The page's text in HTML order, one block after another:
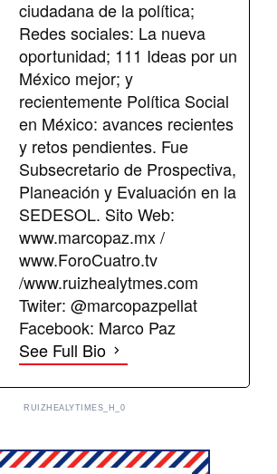
ciudadana de la política;
Redes sociales: La nueva
oportunidad; 111 Ideas por un
México mejor; y
recientemente Política Social
en México: avances recientes
y retos pendientes. Fue
Subsecretario de Prospectiva,
Planeación y Evaluación en la
SEDESOL. Sito Web:
www.marcopaz.mx /
www.ForoCuatro.tv
/www.ruizhealytmes.com
Twiter: @marcopazpellat
Facebook: Marco Paz
See Full Bio
RUIZHEALYTIMES_H_0